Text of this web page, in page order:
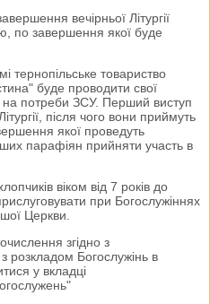
вечірньої Літургії
по завершення якої буде
тернопільське товариство
буде проводити свої
на потреби ЗСУ. Перший виступ
після чого вони приймуть
якої проведуть
парафіян прийняти участь в
віком від 7 років до
при Богослужіннях
Церкви.
згідно з
Богослужінь в
у вкладці